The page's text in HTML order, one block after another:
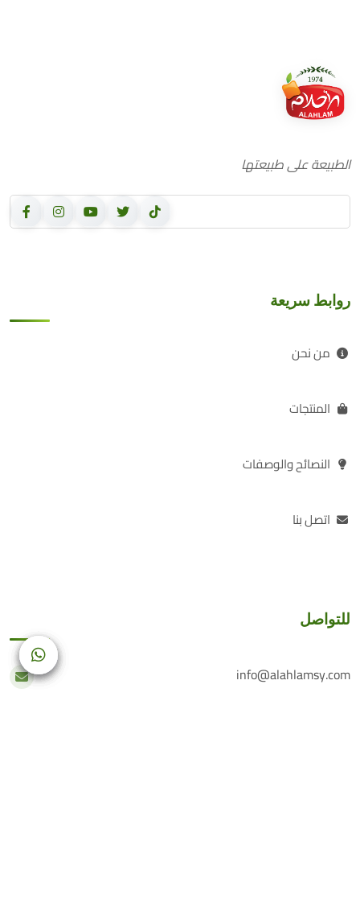
الطبيعة على طبيعتها
روابط سريعة
من نحن
المنتجات
النصائح والوصفات
اتصل بنا
للتواصل
info@alahlamsy.com